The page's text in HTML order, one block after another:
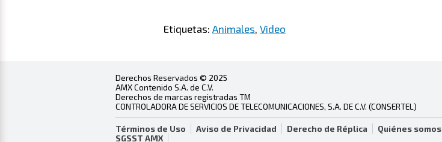
Etiquetas: Animales, Video
Derechos Reservados © 2025
AMX Contenido S.A. de C.V.
Derechos de marcas registradas TM
CONTROLADORA DE SERVICIOS DE TELECOMUNICACIONES, S.A. DE C.V. (CONSERTEL)
Términos de Uso Aviso de Privacidad Derecho de Réplica Quiénes somos
SGSST AMX